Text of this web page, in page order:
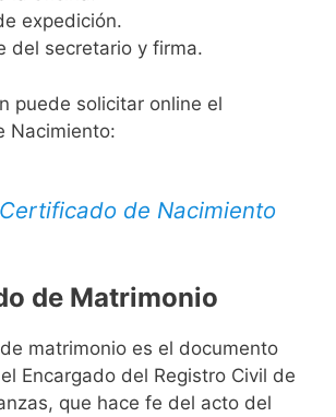
expedición.
del secretario y firma.
puede solicitar online el
Nacimiento:
de Nacimiento
de Matrimonio
matrimonio es el documento
Encargado del Registro Civil de
que hace fe del acto del